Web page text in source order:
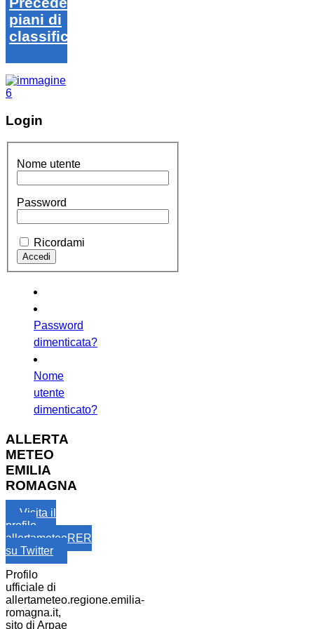
piani di
classifica
Login
Nome utente
Password
Ricordami
Password
dimenticata?
Nome
utente
dimenticato?
ALLERTA
METEO
EMILIA
ROMAGNA
Visita il
profilo
allertameteoRER
su Twitter
Profilo
ufficiale di
allertameteo.regione.emilia-
romagna.it,
sito di Arpae